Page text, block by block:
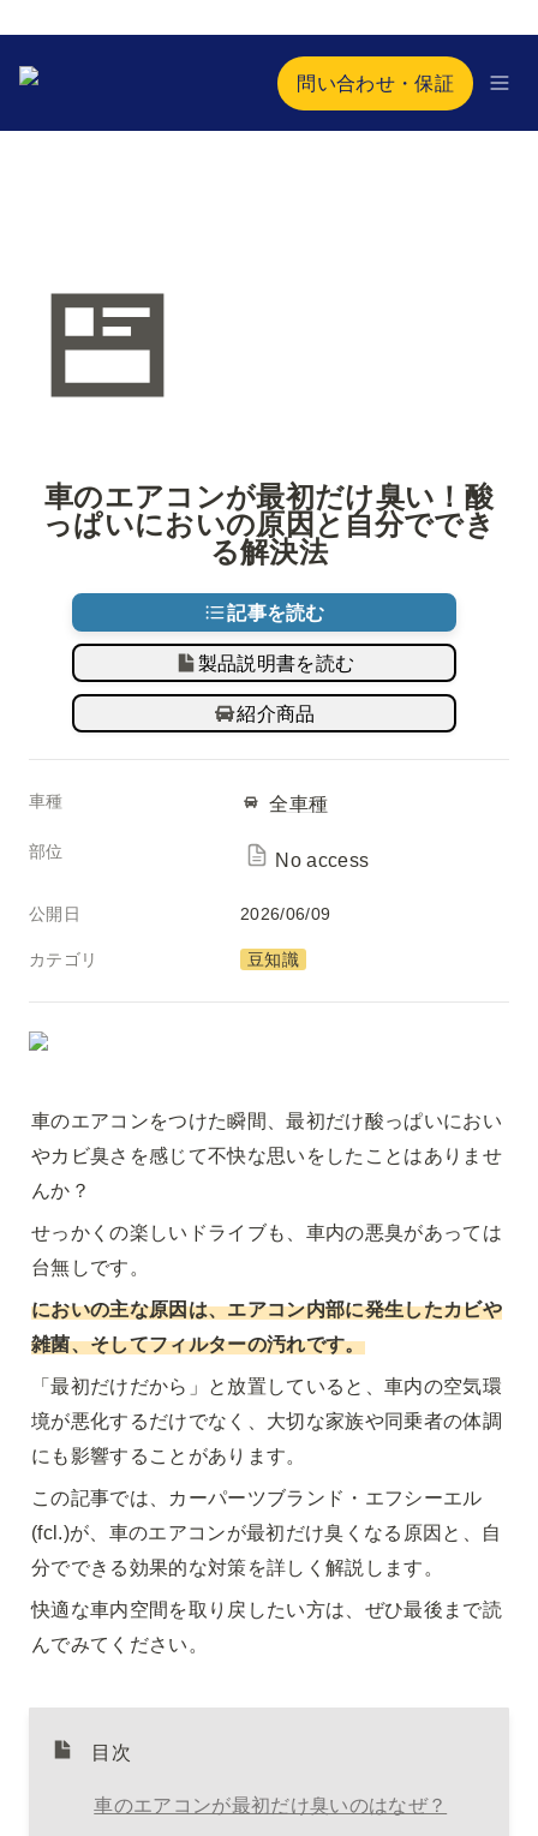
問い合わせ・保証
車のエアコンが最初だけ臭い！酸
っぱいにおいの原因と自分ででき
る解決法
記事を読む
製品説明書を読む
紹介商品
車種 全車種
部位 No access
公開日 2026/06/09
カテゴリ 豆知識
車のエアコンをつけた瞬間、最初だけ酸っぱいにおい
やカビ臭さを感じて不快な思いをしたことはありませ
んか？
せっかくの楽しいドライブも、車内の悪臭があっては
台無しです。
においの主な原因は、エアコン内部に発生したカビや
雑菌、そしてフィルターの汚れです。
「最初だけだから」と放置していると、車内の空気環
境が悪化するだけでなく、大切な家族や同乗者の体調
にも影響することがあります。
この記事では、カーパーツブランド・エフシーエル
(fcl.)が、車のエアコンが最初だけ臭くなる原因と、自
分でできる効果的な対策を詳しく解説します。
快適な車内空間を取り戻したい方は、ぜひ最後まで読
んでみてください。
目次
車のエアコンが最初だけ臭いのはなぜ？